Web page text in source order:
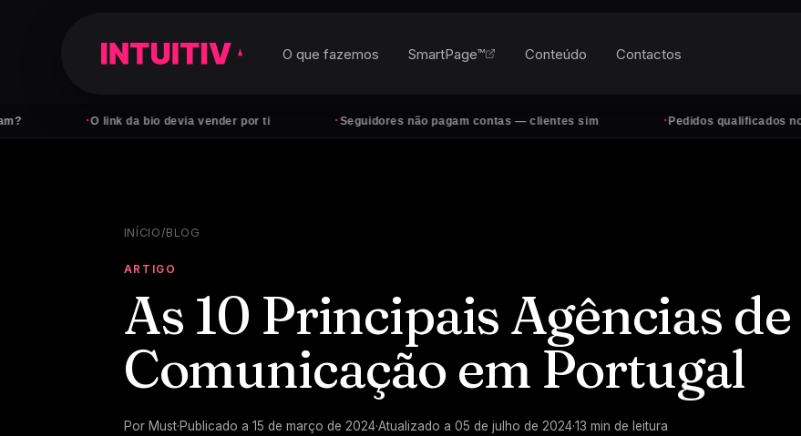
O link da bio devia vender por ti Seguidores não pagam contas — clientes sim Pedidos qualificados no
O que fazemos SmartPage™ Conteúdo Contactos
INÍCIO/BLOG
ARTIGO
As 10 Principais Agências de
Comunicação em Portugal
Por Must·Publicado a 15 de março de 2024·Atualizado a 05 de julho de 2024·13 min de leitura